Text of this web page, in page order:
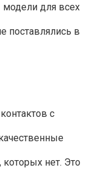
модели для всех
поставлялись в
с
нет. Это